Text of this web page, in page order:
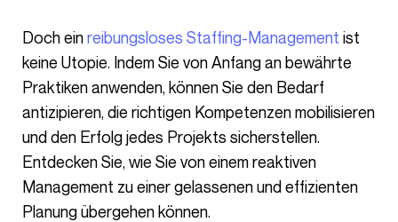
Doch einreibungsloses Staffing-Management ist
keine Utopie. Indem Sie von Anfang an bewährte
Praktiken anwenden, können Sie den Bedarf
antizipieren, die richtigen Kompetenzen mobilisieren
und den Erfolg jedes Projekts sicherstellen.
Entdecken Sie, wie Sie von einem reaktiven
Management zu einer gelassenen und effizienten
Planung übergehen können.